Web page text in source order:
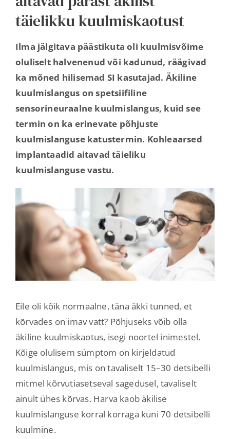
täielikku kuulmiskaotust
Ilma jälgitava päästikuta oli kuulmisvõime
oluliselt halvenenud või kadunud, räägivad
ka mõned hilisemad SI kasutajad. Äkiline
kuulmislangus on spetsiifiline
sensorineuraalne kuulmislangus, kuid see
termin on ka erinevate põhjuste
kuulmislanguse katustermin. Kohleaarsed
implantaadid aitavad täieliku
kuulmislanguse vastu.
Eile oli kõik normaalne, täna äkki tunned, et
kõrvades on imav vatt? Põhjuseks võib olla
äkiline kuulmiskaotus, isegi noortel inimestel.
Kõige olulisem sümptom on kirjeldatud
kuulmislangus, mis on tavaliselt 15–30 detsibelli
mitmel kõrvutiasetseval sagedusel, tavaliselt
ainult ühes kõrvas. Harva kaob äkilise
kuulmislanguse korral korraga kuni 70 detsibelli
kuulmine.